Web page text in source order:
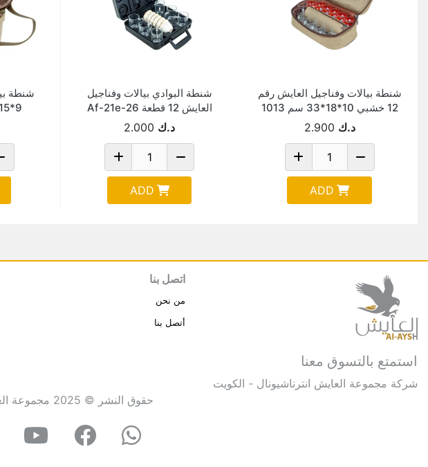
شنطة بيالات وفناجيل العايش رقم
12 خشبي 10*18*33 سم 1013
د.ك 2.900
ADD
شنطة البوادي بيالات وفناجيل
العايش 12 قطعة Af-21e-26
د.ك 2.000
ADD
9*15*20 سم KF-1529
استمتع بالتسوق معنا
شركة مجموعة العايش انترناشيونال - الكويت
اتصل بنا
من نحن
أتصل بنا
حقوق النشر © 2025 مجموعة العايش انترناشيونال . كل الحقوق محفوظة.